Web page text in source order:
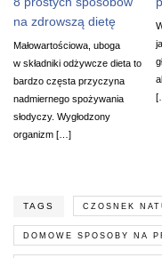
na zdrowszą dietę
Małowartościowa, uboga
w składniki odżywcze dieta to
bardzo częsta przyczyna
nadmiernego spożywania
słodyczy. Wygłodzony
organizm […]
TAGS CZOSNEK
DOMOWE SPOSOBY NA